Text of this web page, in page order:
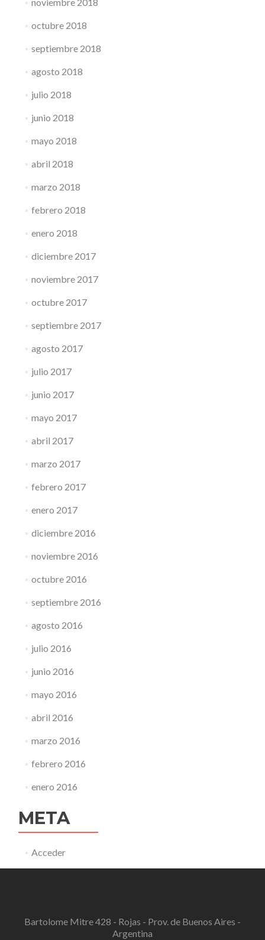
octubre 2018
septiembre 2018
agosto 2018
julio 2018
junio 2018
mayo 2018
abril 2018
marzo 2018
febrero 2018
enero 2018
diciembre 2017
noviembre 2017
octubre 2017
septiembre 2017
agosto 2017
julio 2017
junio 2017
mayo 2017
abril 2017
marzo 2017
febrero 2017
enero 2017
diciembre 2016
noviembre 2016
octubre 2016
septiembre 2016
agosto 2016
julio 2016
junio 2016
mayo 2016
abril 2016
marzo 2016
febrero 2016
enero 2016
META
Acceder
Bartolome Mitre 428 - Rojas - Prov. de Buenos Aires -
Argentina